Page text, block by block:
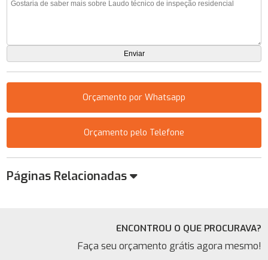
Orçamento por Whatsapp
Orçamento pelo Telefone
Páginas Relacionadas
ENCONTROU O QUE PROCURAVA?
Faça seu orçamento grátis agora mesmo!